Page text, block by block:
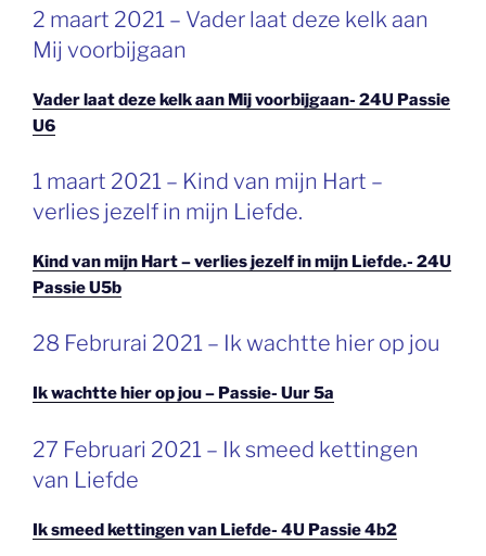
GEPLAATST
OP
2 maart 2021 – Vader laat deze kelk aan
Mij voorbijgaan
Vader laat deze kelk aan Mij voorbijgaan- 24U Passie
U6
GEPLAATST
OP
1 maart 2021 – Kind van mijn Hart –
verlies jezelf in mijn Liefde.
Kind van mijn Hart – verlies jezelf in mijn Liefde.- 24U
Passie U5b
GEPLAATST
OP
28 Februrai 2021 – Ik wachtte hier op jou
Ik wachtte hier op jou – Passie- Uur 5a
GEPLAATST
OP
27 Februari 2021 – Ik smeed kettingen
van Liefde
Ik smeed kettingen van Liefde- 4U Passie 4b2